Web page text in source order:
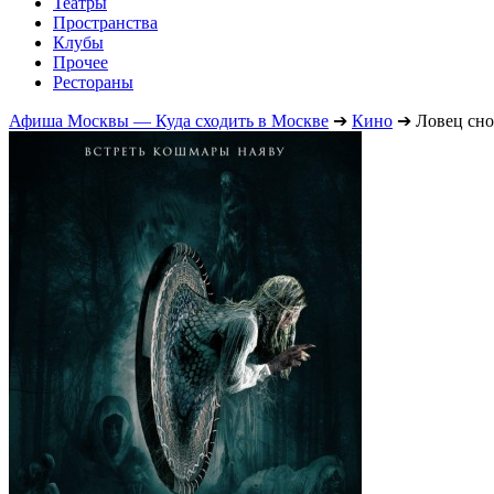
Пространства
Клубы
Прочее
Рестораны
Афиша Москвы — Куда сходить в Москве ➔ Кино ➔ Ловец